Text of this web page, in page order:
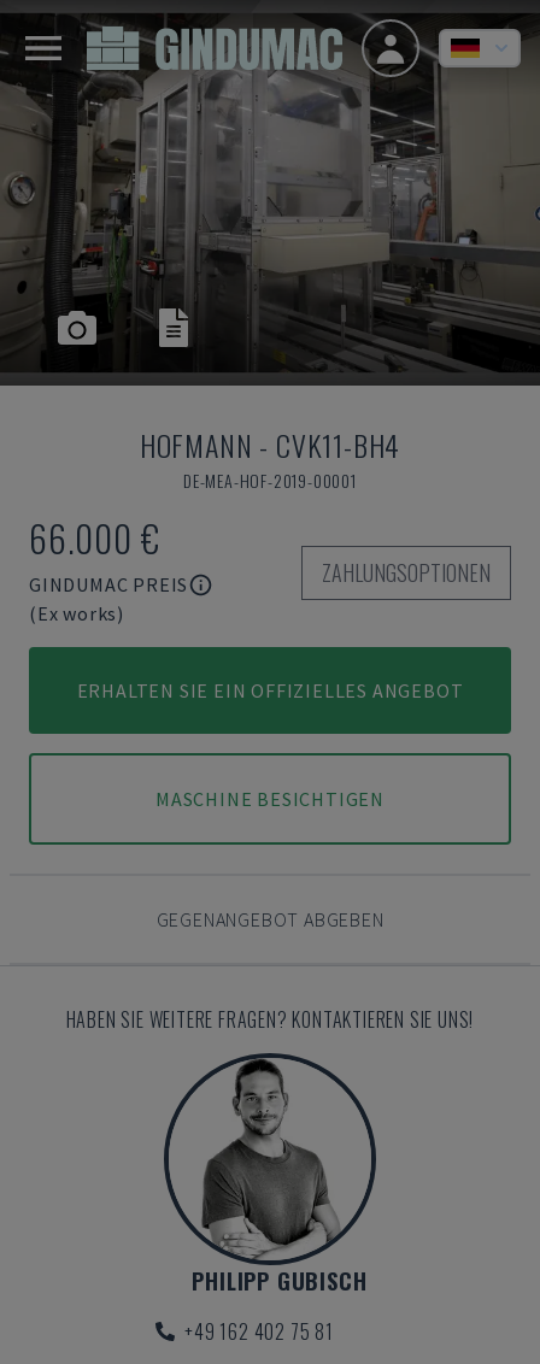
HOFMANN - CVK11-BH4
DE-MEA-HOF-2019-00001
66.000 €
GINDUMAC PREIS
(Ex works)
ZAHLUNGSOPTIONEN
ERHALTEN SIE EIN OFFIZIELLES ANGEBOT
MASCHINE BESICHTIGEN
GEGENANGEBOT ABGEBEN
HABEN SIE WEITERE FRAGEN? KONTAKTIEREN SIE UNS!
PHILIPP GUBISCH
+49 162 402 75 81